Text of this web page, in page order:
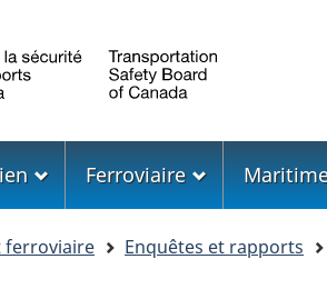
Ferroviaire
ferroviaire Enquêtes et rapports